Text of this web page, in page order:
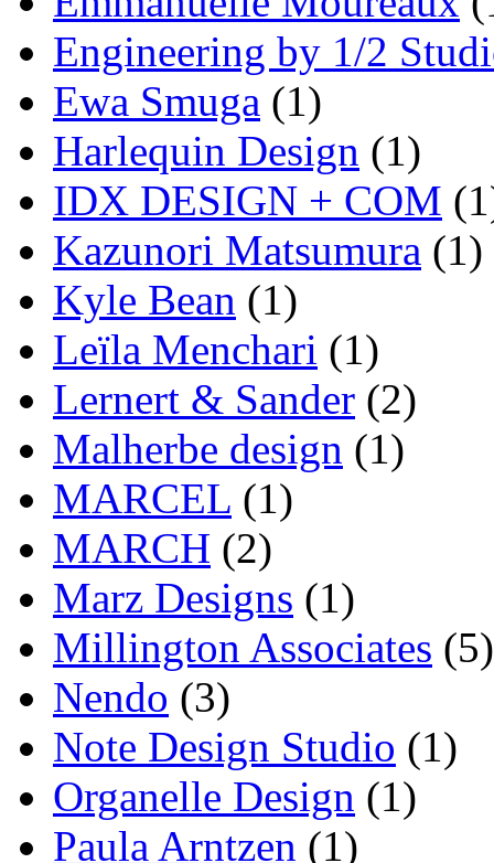
Engineering by 1/2
Ewa Smuga (1)
Harlequin Design (1)
IDX DESIGN + COM
Kazunori Matsumura (1)
Kyle Bean (1)
Leïla Menchari (1)
Lernert & Sander (2)
Malherbe design (1)
MARCEL (1)
MARCH (2)
Marz Designs (1)
Millington Associates (5)
Nendo (3)
Note Design Studio (1)
Organelle Design (1)
Paula Arntzen (1)